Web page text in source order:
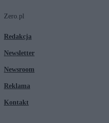
Zero.pl
Redakcja
Newsletter
Newsroom
Reklama
Kontakt